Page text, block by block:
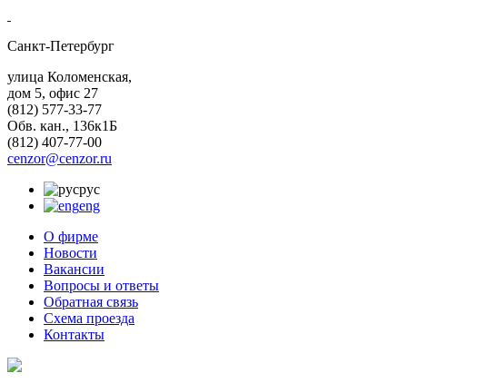
Санкт-Петербург
улица Коломенская,
дом 5, офис 27
(812) 577-33-77
Обв. кан., 136к1Б
(812) 407-77-00
cenzor@cenzor.ru
рус
eng
О фирме
Новости
Вакансии
Вопросы и ответы
Обратная связь
Схема проезда
Контакты